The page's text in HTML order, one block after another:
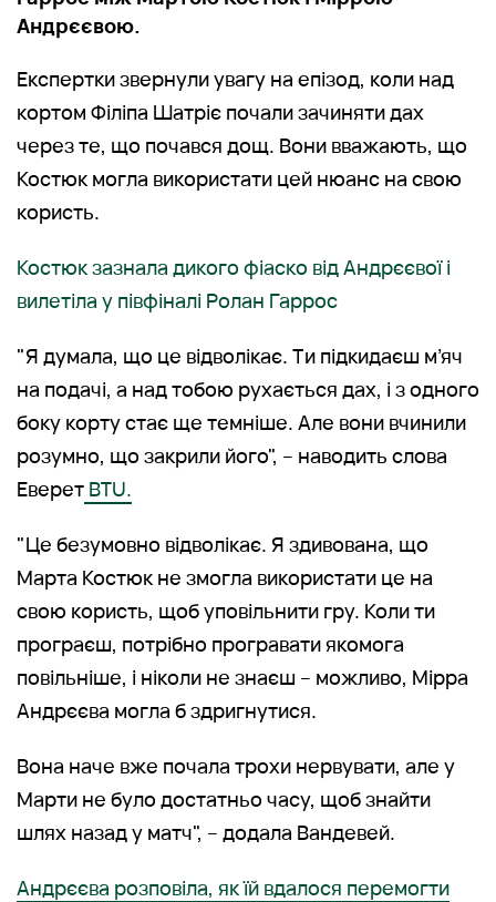
Андрєєвою.
Експертки звернули увагу на епізод, коли над
кортом Філіпа Шатріє почали зачиняти дах
через те, що почався дощ. Вони вважають, що
Костюк могла використати цей нюанс на свою
користь.
Костюк зазнала дикого фіаско від Андрєєвої і
вилетіла у півфіналі Ролан Гаррос
"Я думала, що це відволікає. Ти підкидаєш м’яч
на подачі, а над тобою рухається дах, і з одного
боку корту стає ще темніше. Але вони вчинили
розумно, що закрили його", – наводить слова
Еверет BTU.
"Це безумовно відволікає. Я здивована, що
Марта Костюк не змогла використати це на
свою користь, щоб уповільнити гру. Коли ти
програєш, потрібно програвати якомога
повільніше, і ніколи не знаєш – можливо, Мірра
Андрєєва могла б здригнутися.
Вона наче вже почала трохи нервувати, але у
Марти не було достатньо часу, щоб знайти
шлях назад у матч", – додала Вандевей.
Андрєєва розповіла, як їй вдалося перемогти